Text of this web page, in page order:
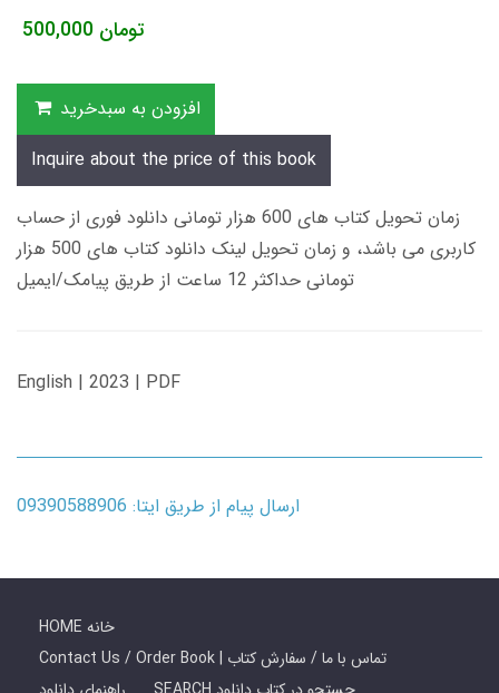
500,000 تومان
افزودن به سبدخرید
Inquire about the price of this book
زمان تحویل کتاب های 600 هزار تومانی دانلود فوری از حساب
کاربری می باشد، و زمان تحویل لینک دانلود کتاب های 500 هزار
تومانی حداکثر 12 ساعت از طریق پیامک/ایمیل
English | 2023 | PDF
ارسال پیام از طریق ایتا: 09390588906
HOME خانه
Contact Us / Order Book | تماس با ما / سفارش کتاب